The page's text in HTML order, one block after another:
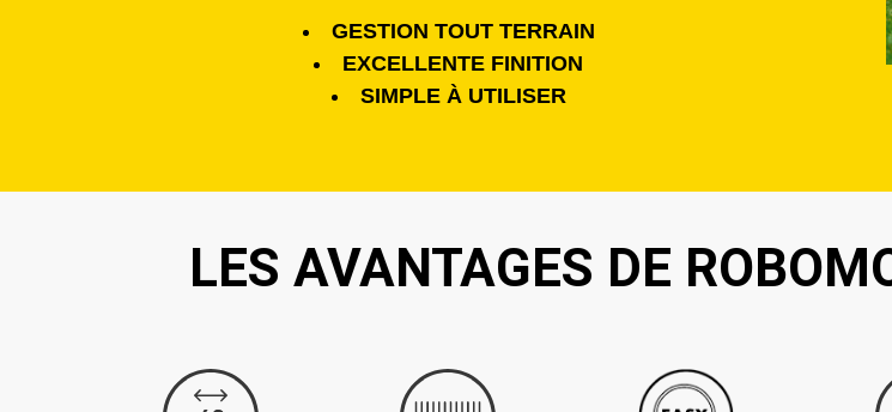
GESTION TOUT TERRAIN
EXCELLENTE FINITION
SIMPLE À UTILISER
LES AVANTAGES DE